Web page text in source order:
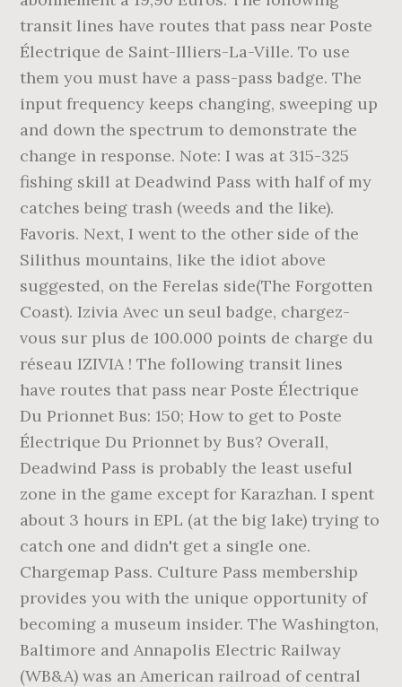
transit lines have routes that pass near Poste
Électrique de Saint-Illiers-La-Ville. To use
them you must have a pass-pass badge. The
input frequency keeps changing, sweeping up
and down the spectrum to demonstrate the
change in response. Note: I was at 315-325
fishing skill at Deadwind Pass with half of my
catches being trash (weeds and the like).
Favoris. Next, I went to the other side of the
Silithus mountains, like the idiot above
suggested, on the Ferelas side(The Forgotten
Coast). Izivia Avec un seul badge, chargez-
vous sur plus de 100.000 points de charge du
réseau IZIVIA ! The following transit lines
have routes that pass near Poste Électrique
Du Prionnet Bus: 150; How to get to Poste
Électrique Du Prionnet by Bus? Overall,
Deadwind Pass is probably the least useful
zone in the game except for Karazhan. I spent
about 3 hours in EPL (at the big lake) trying to
catch one and didn't get a single one.
Chargemap Pass. Culture Pass membership
provides you with the unique opportunity of
becoming a museum insider. The Washington,
Baltimore and Annapolis Electric Railway
(WB&A) was an American railroad of central